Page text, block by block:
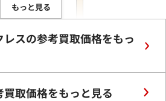
もっと見る
スの参考買取価格をもっ
取価格をもっと見る